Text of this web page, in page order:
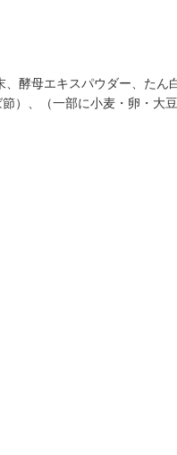
酵母エキスパウダー、たん
）、（一部に小麦・卵・大